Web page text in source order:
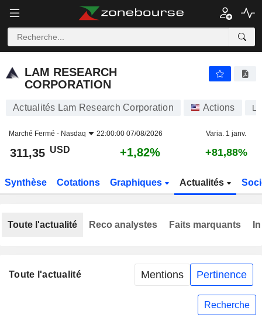
LAM RESEARCH
CORPORATION
Actualités Lam Research Corporation Actions
Marché Fermé - Nasdaq 22:00:00 07/08/2026 Varia. 1 janv.
311,35 USD +1,82% +81,88%
Synthèse Cotations Graphiques Actualités
Toute l'actualité Mentions Pertinence
Recherche
Toute l'actualité Reco analystes Faits marquants